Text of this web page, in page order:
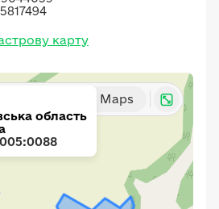
карту
Google Maps
область